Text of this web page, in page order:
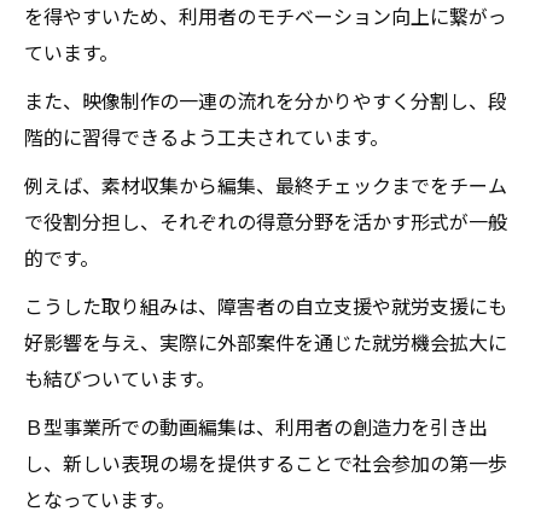
を得やすいため、利用者のモチベーション向上に繋がっ
ています。
また、映像制作の一連の流れを分かりやすく分割し、段
階的に習得できるよう工夫されています。
例えば、素材収集から編集、最終チェックまでをチーム
で役割分担し、それぞれの得意分野を活かす形式が一般
的です。
こうした取り組みは、障害者の自立支援や就労支援にも
好影響を与え、実際に外部案件を通じた就労機会拡大に
も結びついています。
Ｂ型事業所での動画編集は、利用者の創造力を引き出
し、新しい表現の場を提供することで社会参加の第一歩
となっています。